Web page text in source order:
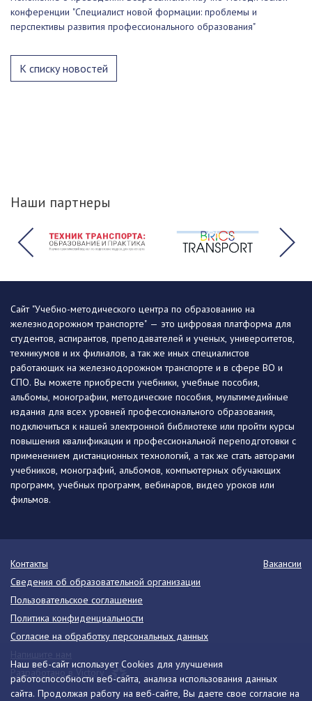
конференции "Специалист новой формации: проблемы и
перспективы развития профессионального образования"
К списку новостей
Наши партнеры
Наш веб-сайт использует Cookies для улучшения
работоспособности веб-сайта, анализа использования данных
сайта. Продолжая работу на веб-сайте, Вы даете свое согласие на
Сайт "Учебно-методического центра по образованию на
железнодорожном транспорте" — это цифровая платформа для
студентов, аспирантов, преподавателей и ученых, университетов,
техникумов и их филиалов, а так же иных специалистов
работающих на железнодорожном транспорте и в сфере ВО и
СПО. Вы можете приобрести учебники, учебные пособия,
альбомы, монографии, методические пособия, мультимедийные
издания для всех уровней профессионального образования,
подключиться к нашей электронной библиотеке или пройти курсы
повышения квалификации и профессиональной переподготовки с
применением дистанционных технологий, а так же стать авторами
учебников, монографий, альбомов, компьютерных обучающих
программ, учебных программ, вебинаров, видео уроков или
фильмов.
Контакты
Вакансии
Сведения об образовательной организации
Пользовательское соглашение
Политика конфиденциальности
Согласие на обработку персональных данных
Разработано в Victory